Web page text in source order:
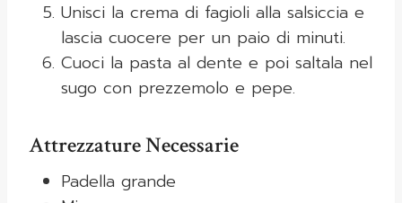
Unisci la crema di fagioli alla salsiccia e
lascia cuocere per un paio di minuti.
Cuoci la pasta al dente e poi saltala nel
sugo con prezzemolo e pepe.
Attrezzature Necessarie
Padella grande